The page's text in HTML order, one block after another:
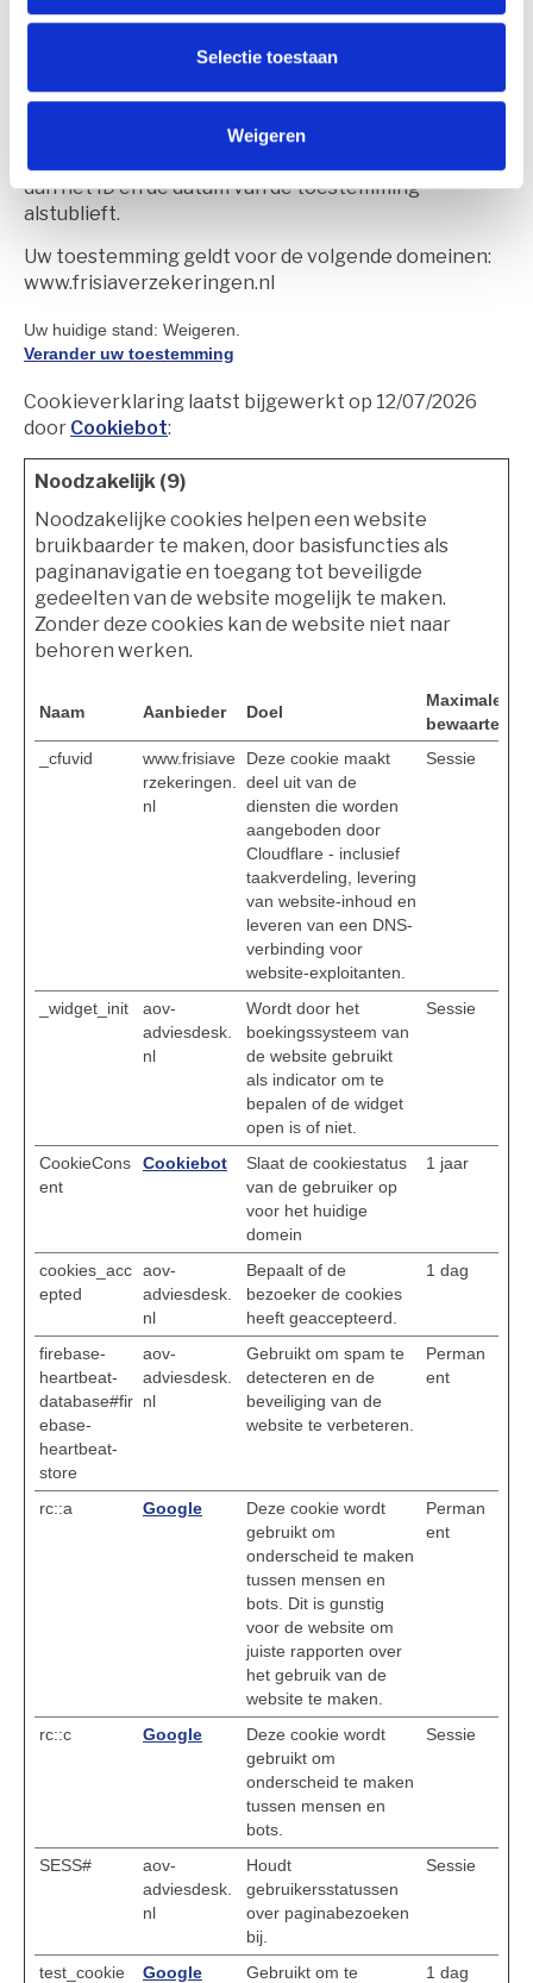
Selectie toestaan
Weigeren
In ons privacybeleid vindt u meer informatie over wie
we zijn, hoe u contact met ons kunt opnemen en hoe
we persoonlijke gegevens verwerken.
Als u vragen heeft over uw toestemming, vermeld
dan het ID en de datum van de toestemming
alstublieft.
Uw toestemming geldt voor de volgende domeinen:
www.frisiaverzekeringen.nl
Uw huidige stand: Weigeren.
Verander uw toestemming
Cookieverklaring laatst bijgewerkt op 12/07/2026
door Cookiebot:
Noodzakelijk (9)
Noodzakelijke cookies helpen een website
bruikbaarder te maken, door basisfuncties als
paginanavigatie en toegang tot beveiligde
gedeelten van de website mogelijk te maken.
Zonder deze cookies kan de website niet naar
behoren werken.
Naam Aanbieder Doel
Maximale
_cfuvid
www.frisiave
rzekeringen.
nl
Deze cookie maakt
deel uit van de
diensten die worden
aangeboden door
Cloudflare - inclusief
taakverdeling, levering
van website-inhoud en
leveren van een DNS-
verbinding voor
website-exploitanten.
Sessie
_widget_init
aov-
adviesdesk.
nl
Wordt door het
boekingssysteem van
de website gebruikt
als indicator om te
bepalen of de widget
open is of niet.
Sessie
CookieCons
ent
Cookiebot
Slaat de cookiestatus
van de gebruiker op
voor het huidige
domein
1 jaar
cookies_acc
epted
aov-
adviesdesk.
nl
Bepaalt of de
bezoeker de cookies
heeft geaccepteerd.
1 dag
firebase-
heartbeat-
database#fir
ebase-
heartbeat-
store
aov-
adviesdesk.
nl
Gebruikt om spam te
detecteren en de
beveiliging van de
website te verbeteren.
Perman
ent
rc::a Google
Deze cookie wordt
gebruikt om
onderscheid te maken
tussen mensen en
bots. Dit is gunstig
voor de website om
juiste rapporten over
het gebruik van de
website te maken.
Perman
ent
rc::c Google
Deze cookie wordt
gebruikt om
onderscheid te maken
tussen mensen en
bots.
Sessie
SESS#
aov-
adviesdesk.
nl
Houdt
gebruikersstatussen
over paginabezoeken
bij.
Sessie
test_cookie Google
Gebruikt om te
1 dag